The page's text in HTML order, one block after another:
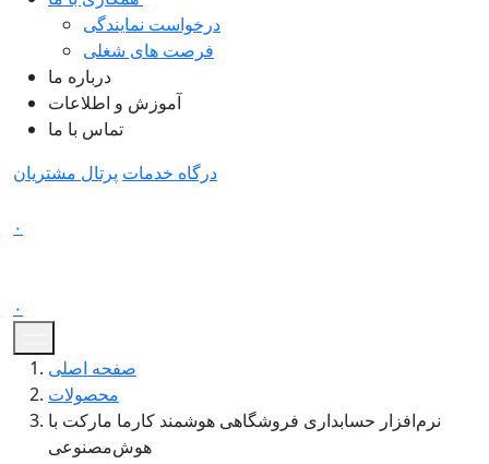
درخواست نمایندگی
فرصت های شغلی
درباره ما
آموزش و اطلاعات
تماس با ما
درگاه خدمات پرتال مشتریان
۰
۰
صفحه اصلی
محصولات
نرم‌افزار حسابداری فروشگاهی هوشمند کارما مارکت با
هوش‌مصنوعی